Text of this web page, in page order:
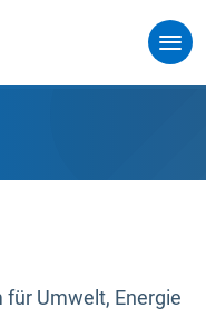
Umwelt, Energie